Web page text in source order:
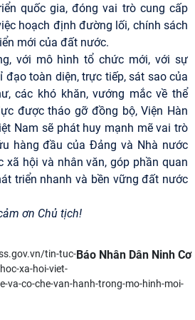
quốc gia, đóng vai trò cung cấp
hoạch định đường lối, chính sách
mới của đất nước.
với mô hình tổ chức mới, với sự
đạo toàn diện, trực tiếp, sát sao của
các khó khăn, vướng mắc về thể
được tháo gỡ đồng bộ, Viện Hàn
Nam sẽ phát huy mạnh mẽ vai trò
hàng đầu của Đảng và Nhà nước
xã hội và nhân văn, góp phần quan
triển nhanh và bền vững đất nước
ơn Chủ tịch!
Báo Nhân Dân Ninh Cơ
tin-tuc-
xa-hoi-viet-
va-co-che-van-hanh-trong-mo-hinh-moi-